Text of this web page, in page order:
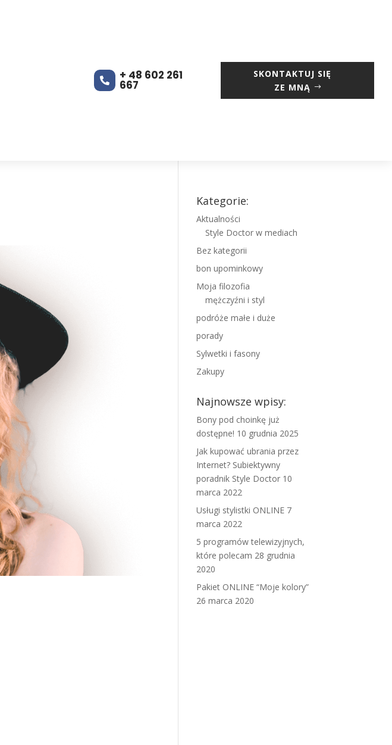
 + 48 602 261
667
SKONTAKTUJ SIĘ
ZE MNĄ
Kategorie:
Aktualności
Style Doctor w mediach
Bez kategorii
bon upominkowy
Moja filozofia
mężczyźni i styl
podróże małe i duże
porady
Sylwetki i fasony
Zakupy
Najnowsze wpisy:
Bony pod choinkę już
dostępne! 10 grudnia 2025
Jak kupować ubrania przez
Internet? Subiektywny
poradnik Style Doctor 10
marca 2022
Usługi stylistki ONLINE 7
marca 2022
5 programów telewizyjnych,
które polecam 28 grudnia
2020
Pakiet ONLINE “Moje kolory”
26 marca 2020